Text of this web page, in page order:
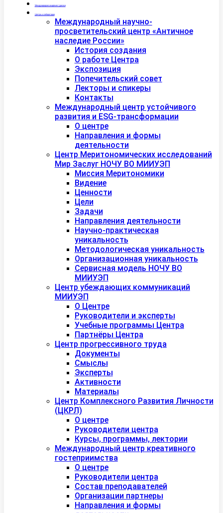
Международная академия туризма
Центры и лаборатории
Международный научно-
просветительский центр «Античное
наследие России»
История создания
О работе Центра
Экспозиция
Попечительский совет
Лекторы и спикеры
Контакты
Международный центр устойчивого
развития и ESG-трансформации
О центре
Направления и формы
деятельности
Центр Меритономических исследований
Мир Заслуг НОЧУ ВО МИИУЭП
Миссия Меритономики
Видение
Ценности
Цели
Задачи
Направления деятельности
Научно-практическая
уникальность
Методологическая уникальность
Организационная уникальность
Сервисная модель НОЧУ ВО
МИИУЭП
Центр убеждающих коммуникаций
МИИУЭП
О Центре
Руководители и эксперты
Учебные программы Центра
Партнёры Центра
Центр прогрессивного труда
Документы
Смыслы
Эксперты
Активности
Материалы
Центр Комплексного Развития Личности
(ЦКРЛ)
О центре
Руководители центра
Курсы, программы, лектории
Международный центр креативного
гостеприимства
О центре
Руководители центра
Состав преподавателей
Организации партнеры
Направления и формы